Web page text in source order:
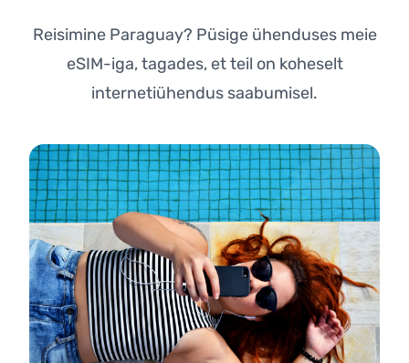
Reisimine Paraguay? Püsige ühenduses meie
eSIM-iga, tagades, et teil on koheselt
internetiühendus saabumisel.